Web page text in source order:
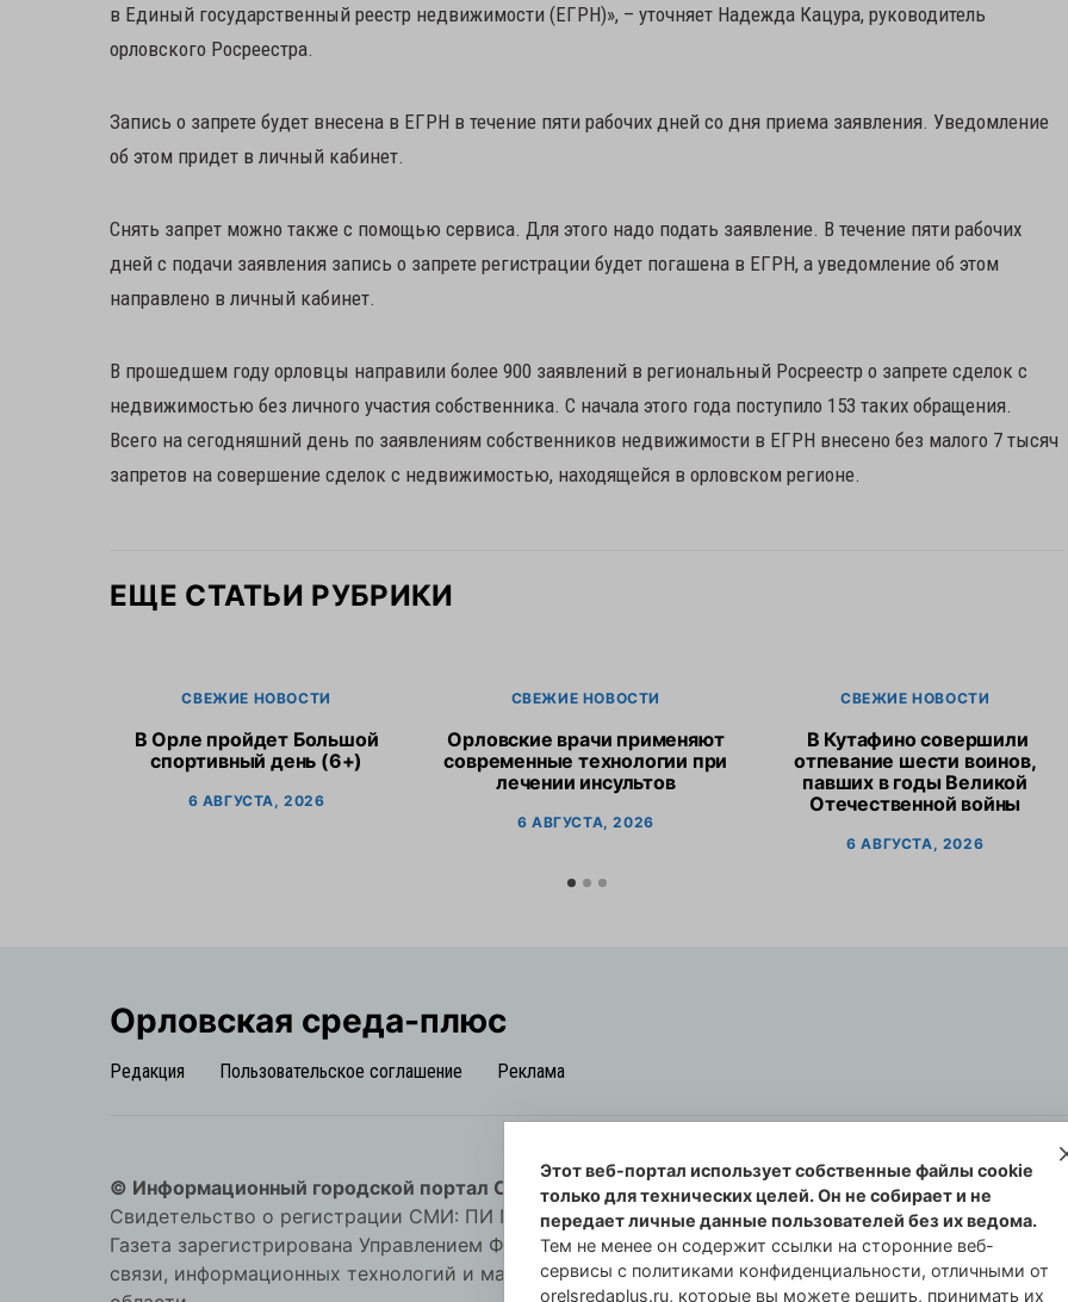
в Единый государственный реестр недвижимости (ЕГРН)», – уточняет Надежда Кацура, руководитель
орловского Росреестра.
Запись о запрете будет внесена в ЕГРН в течение пяти рабочих дней со дня приема заявления. Уведомление
об этом придет в личный кабинет.
Снять запрет можно также с помощью сервиса. Для этого надо подать заявление. В течение пяти рабочих
дней с подачи заявления запись о запрете регистрации будет погашена в ЕГРН, а уведомление об этом
направлено в личный кабинет.
В прошедшем году орловцы направили более 900 заявлений в региональный Росреестр о запрете сделок с
недвижимостью без личного участия собственника. С начала этого года поступило 153 таких обращения.
Всего на сегодняшний день по заявлениям собственников недвижимости в ЕГРН внесено без малого 7 тысяч
запретов на совершение сделок с недвижимостью, находящейся в орловском регионе.
ЕЩЕ СТАТЬИ РУБРИКИ
СВЕЖИЕ НОВОСТИ
В Орле пройдет Большой
спортивный день (6+)
6 АВГУСТА, 2026
СВЕЖИЕ НОВОСТИ
Орловские врачи применяют
современные технологии при
лечении инсультов
6 АВГУСТА, 2026
СВЕЖИЕ НОВОСТИ
В Кутафино совершили
отпевание шести воинов,
павших в годы Великой
Отечественной войны
6 АВГУСТА, 2026
Орловская cреда-плюс
Редакция Пользовательское соглашение Реклама
© Информационный городской портал Орловская cреда-плюс, 2021-2026
Свидетельство о регистрации СМИ: ПИ №57-00254 от 29 октября 2013 г.
Газета зарегистрирована Управлением Федеральной службы по надзору в сфере
связи, информационных технологий и массовых коммуникаций по Орловской
Этот веб-портал использует собственные файлы cookie
только для технических целей. Он не собирает и не
передает личные данные пользователей без их ведома.
Тем не менее он содержит ссылки на сторонние веб-
сервисы с политиками конфиденциальности, отличными от
orelsredaplus.ru, которые вы можете решить, принимать их